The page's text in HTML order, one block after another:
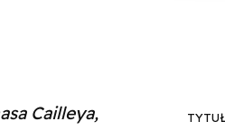
Cailleya,